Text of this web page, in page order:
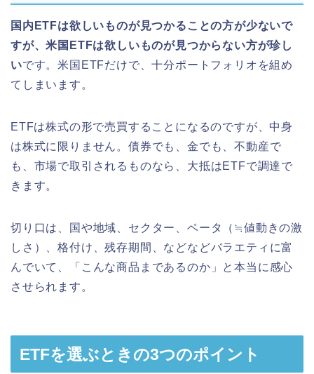
国内ETFは欲しいものが見つかることの方が少ないで
すが、米国ETFは欲しいものが見つからない方が珍し
いです。米国ETFだけで、十分ポートフォリオを組め
てしまいます。
ETFは株式の形で売買することになるのですが、中身
は株式に限りません。債券でも、金でも、不動産で
も、市場で取引されるものなら、大抵はETFで調達で
きます。
切り口は、国や地域、セクター、ベータ（≒値動きの激
しさ）、格付け、残存期間、などなどバラエティに富
んでいて、「こんな商品まであるのか」と本当に感心
させられます。
ETFを選ぶときの3つのポイント